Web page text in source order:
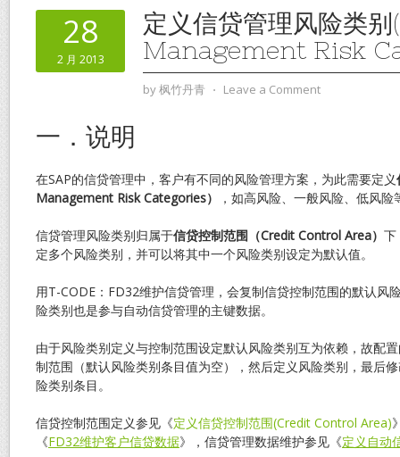
28
2 月 2013
定义信贷管理风险类
Management Risk
by枫竹丹青 ⋅ Leave a Comment
一．说明
在SAP的信贷管理中，客户有不同的风险管理方案，为此需要定义
Management Risk Categories） ，如高风险、一般风险、低风险
信贷管理风险类别归属于信贷控制范围（Credit Control Area） 下
定多个风险类别，并可以将其中一个风险类别设定为默认值。
用T-CODE：FD32维护信贷管理，会复制信贷控制范围的默认风
险类别也是参与自动信贷管理的主键数据。
由于风险类别定义与控制范围设定默认风险类别互为依赖，故配
制范围（默认风险类别条目值为空），然后定义风险类别，最后
险类别条目。
信贷控制范围定义参见《定义信贷控制范围(Credit Control Area)
《FD32维护客户信贷数据》，信贷管理数据维护参见《定义自动